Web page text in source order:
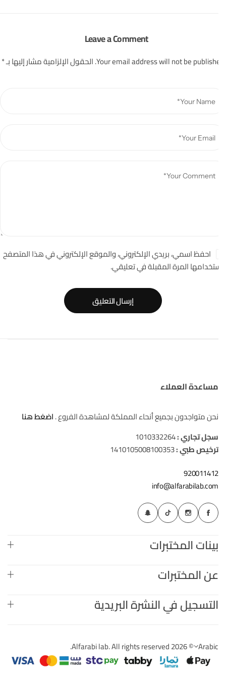
Leave a Comment
Your email address will not be الحقول الإلزامية مشار إليها بـ*
احفظ اسمي، بريدي الإلكتروني، والموقع الإلكتروني في هذا المتصفح
المرة المقبلة في تعليقي.
إرسال التعليق
مساعدة العملاء
نحن متواجدون بجميع أنحاء المملكة لمشاهدة الفروع .اضغط هنا
سجل تجاري :1010332264
ترخيص طبي :1410105008100353
920011412
info@alfarabilab.com
بينات المختبرات
عن المختبرات
التسجيل في النشرة البريدية
Arabic
© 2026 Alfarabi lab. All rights reserved.